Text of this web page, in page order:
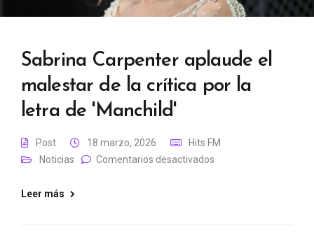
Sabrina Carpenter aplaude el
malestar de la crítica por la
letra de 'Manchild'
Post 18 marzo, 2026
Hits FM
Noticias
Comentarios desactivados
Leer más